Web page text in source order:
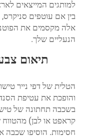
למותגים המייצאים
בין אם עוטפים
אלה מקסמים את
הנעליים שלך.
תיאום
הטלית של דפי נייר
והופכת את עטיפת
בשכבה תחתונה של
חסימות. הוסיפו שכבה